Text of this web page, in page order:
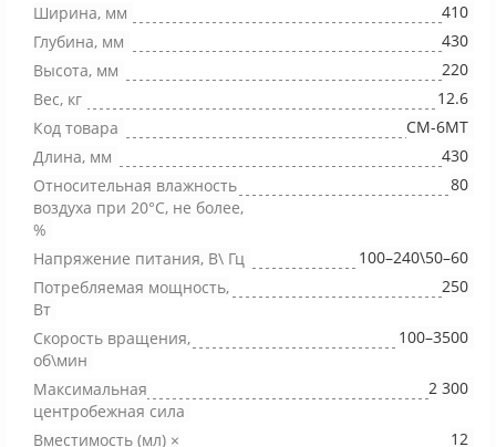
Ширина, мм
410
Глубина, мм
430
Высота, мм
220
Вес, кг
12.6
Код товара
CM-6MT
Длина, мм
430
Относительная влажность
воздуха при 20°С, не более,
%
80
Напряжение питания, В\ Гц
100–240\50–60
Потребляемая мощность,
Вт
250
Скорость вращения,
об\мин
100–3500
Максимальная
центробежная сила
2 300
Вместимость (мл) ×
12